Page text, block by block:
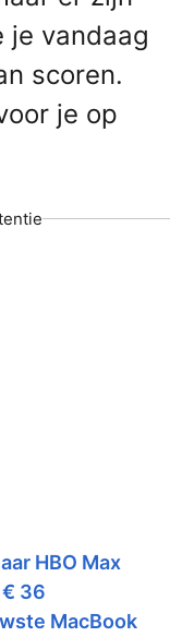
je vandaag
scoren.
je op
HBO Max
36
MacBook